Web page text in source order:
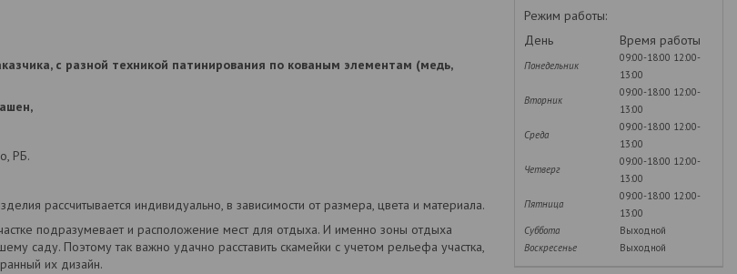
с разной техникой патинирования по кованым элементам (медь,
РБ.
рассчитывается индивидуально, в зависимости от размера, цвета и материала.
подразумевает и расположение мест для отдыха. И именно зоны отдыха
саду. Поэтому так важно удачно расставить скамейки с учетом рельефа участка,
их дизайн.
Режим работы:
День
Время работы
Понедельник
09:00-18:00 12:00-
13:00
Вторник
09:00-18:00 12:00-
13:00
Среда
09:00-18:00 12:00-
13:00
Четверг
09:00-18:00 12:00-
13:00
Пятница
09:00-18:00 12:00-
13:00
Суббота
Выходной
Воскресенье
Выходной